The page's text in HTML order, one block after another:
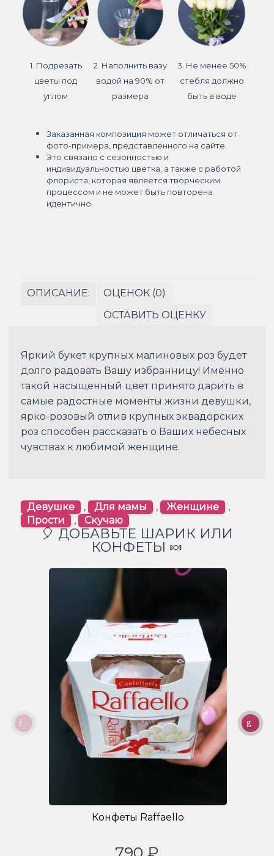
1. Подрезать
цветы под
углом
2. Наполнить вазу
водой на 90% от
размера
3. Не менее 50%
стебля должно
быть в воде
Заказанная композиция может отличаться от
фото-примера, представленного на сайте.
Это связано с сезонностью и
индивидуальностью цветка, а также с работой
флориста, которая является творческим
процессом и не может быть повторена
идентично.
ОПИСАНИЕ:
ОЦЕНОК (0)
ОСТАВИТЬ ОЦЕНКУ
Яркий букет крупных малиновых роз будет
долго радовать Вашу избранницу! Именно
такой насыщенный цвет принято дарить в
самые радостные моменты жизни девушки,
ярко-розовый отлив крупных эквадорских
роз способен рассказать о Ваших небесных
чувствах к любимой женщине.
Девушке , Для мамы , Женщине
,
Прости
, Скучаю
🎈 ДОБАВЬТЕ ШАРИК ИЛИ
КОНФЕТЫ 🍬
Конфеты Raffaello
790 ₽